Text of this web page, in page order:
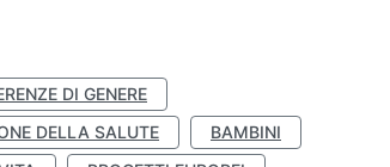
DI GENERE
DELLA SALUTE
BAMBINI